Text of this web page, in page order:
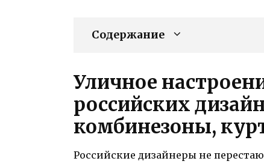
Содержание
Уличное
российских
комбинезоны,
Российские дизайнеры не